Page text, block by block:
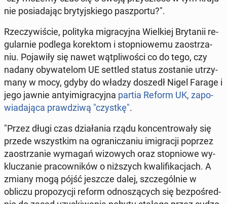
nie po­sia­da­jąc bry­tyj­skie­go pasz­por­tu?".
Rze­czy­wi­ście, po­li­ty­ka mi­gra­cyj­na Wiel­kiej Bry­ta­nii re­
gu­lar­nie podlega ko­rek­tom i stop­nio­we­mu za­ostrza­
niu. Po­ja­wi­ły się nawet wąt­pli­wo­ści co do tego, czy
nadany oby­wa­te­lom UE settled status zo­sta­nie utrzy­
ma­ny w mocy, gdyby do władzy doszedł Nigel Farage i
jego jawnie an­ty­imi­gra­cyj­na partia Reform UK, za­po­
wia­da­ją­ca praw­dzi­wą "czystkę".
"Przez długi czas dzia­ła­nia rządu kon­cen­tro­wa­ły się
przede wszyst­kim na ogra­ni­cza­niu imi­gra­cji poprzez
za­ostrza­nie wymagań wi­zo­wych oraz stop­nio­we wy­
klu­cza­nie pra­cow­ni­ków o niż­szych kwa­li­fi­ka­cjach. A
zmiany mogą pójść jeszcze dalej, szcze­gól­nie w
obliczu pro­po­zy­cji reform od­no­szą­cych się bez­po­śred­